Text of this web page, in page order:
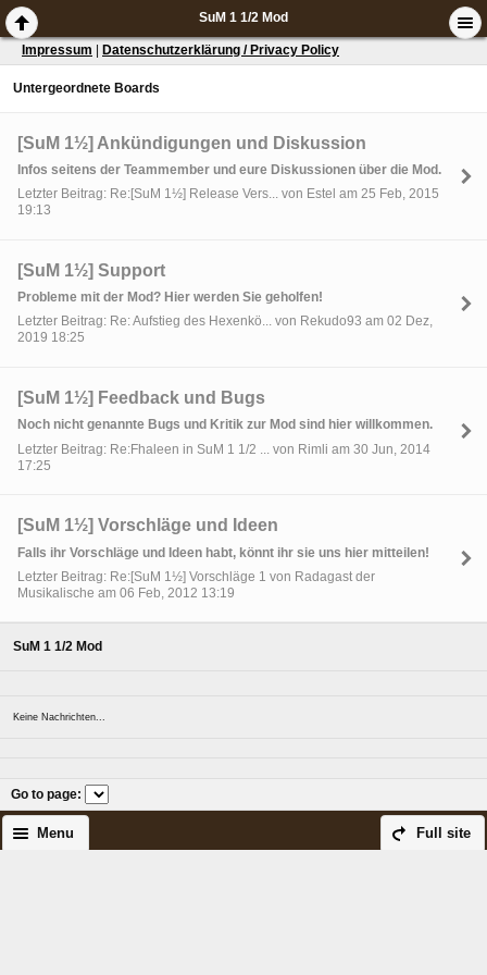
SuM 1 1/2 Mod
Impressum Datenschutzerklärung / Privacy Policy
Untergeordnete Boards
[SuM 1½] Ankündigungen und Diskussion
Infos seitens der Teammember und eure Diskussionen über die Mod.
Letzter Beitrag: Re:[SuM 1½] Release Vers... von Estel am 25 Feb, 2015
19:13
[SuM 1½] Support
Probleme mit der Mod? Hier werden Sie geholfen!
Letzter Beitrag: Re: Aufstieg des Hexenkö... von Rekudo93 am 02 Dez,
2019 18:25
[SuM 1½] Feedback und Bugs
Noch nicht genannte Bugs und Kritik zur Mod sind hier willkommen.
Letzter Beitrag: Re:Fhaleen in SuM 1 1/2 ... von Rimli am 30 Jun, 2014
17:25
[SuM 1½] Vorschläge und Ideen
Falls ihr Vorschläge und Ideen habt, könnt ihr sie uns hier mitteilen!
Letzter Beitrag: Re:[SuM 1½] Vorschläge 1 von Radagast der
Musikalische am 06 Feb, 2012 13:19
SuM 1 1/2 Mod
Keine Nachrichten...
Go to page:
Full site
Menu